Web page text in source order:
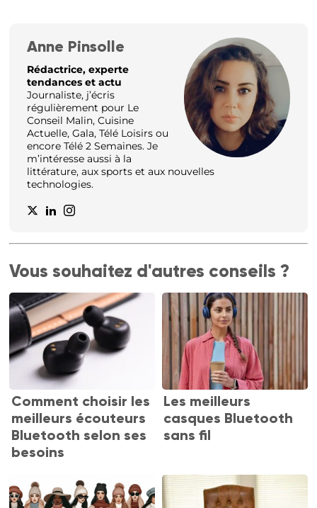
Anne Pinsolle
Rédactrice, experte
tendances et actu
Journaliste, j’écris
régulièrement pour Le
Conseil Malin, Cuisine
Actuelle, Gala, Télé Loisirs ou
encore Télé 2 Semaines. Je
m’intéresse aussi à la
littérature, aux sports et aux nouvelles
technologies.
Vous souhaitez d'autres conseils ?
Comment choisir les
meilleurs écouteurs
Bluetooth selon ses
besoins
Les meilleurs
casques Bluetooth
sans fil